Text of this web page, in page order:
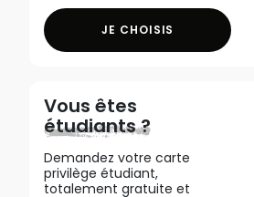
JE CHOISIS
Vous êtes
étudiants ?
Demandez votre carte
privilège étudiant,
totalement gratuite et